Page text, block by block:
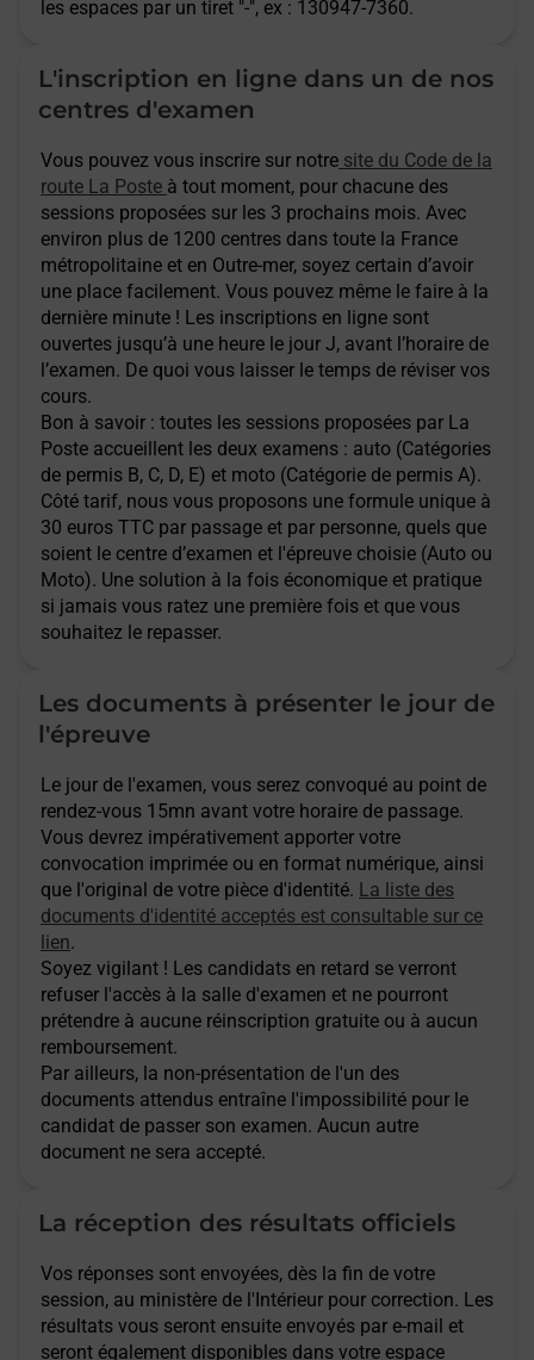
les espaces par un tiret "-", ex : 130947-7360.
L'inscription en ligne dans un de nos
centres d'examen
Vous pouvez vous inscrire sur notre site du Code de la
route La Poste à tout moment, pour chacune des
sessions proposées sur les 3 prochains mois. Avec
environ plus de 1200 centres dans toute la France
métropolitaine et en Outre-mer, soyez certain d’avoir
une place facilement. Vous pouvez même le faire à la
dernière minute ! Les inscriptions en ligne sont
ouvertes jusqu’à une heure le jour J, avant l’horaire de
l’examen. De quoi vous laisser le temps de réviser vos
cours.
Bon à savoir : toutes les sessions proposées par La
Poste accueillent les deux examens : auto (Catégories
de permis B, C, D, E) et moto (Catégorie de permis A).
Côté tarif, nous vous proposons une formule unique à
30 euros TTC par passage et par personne, quels que
soient le centre d’examen et l'épreuve choisie (Auto ou
Moto). Une solution à la fois économique et pratique
si jamais vous ratez une première fois et que vous
souhaitez le repasser.
Les documents à présenter le jour de
l'épreuve
Le jour de l'examen, vous serez convoqué au point de
rendez-vous 15mn avant votre horaire de passage.
Vous devrez impérativement apporter votre
convocation imprimée ou en format numérique, ainsi
que l'original de votre pièce d'identité. La liste des
documents d'identité acceptés est consultable sur ce
lien.
Soyez vigilant ! Les candidats en retard se verront
refuser l'accès à la salle d'examen et ne pourront
prétendre à aucune réinscription gratuite ou à aucun
remboursement.
Par ailleurs, la non-présentation de l'un des
documents attendus entraîne l'impossibilité pour le
candidat de passer son examen. Aucun autre
document ne sera accepté.
La réception des résultats officiels
Vos réponses sont envoyées, dès la fin de votre
session, au ministère de l'Intérieur pour correction. Les
résultats vous seront ensuite envoyés par e-mail et
seront également disponibles dans votre espace